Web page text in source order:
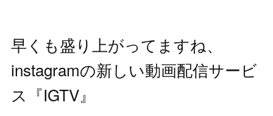
早くも盛り上がってますね、
instagramの新しい動画配信サービ
ス『IGTV』